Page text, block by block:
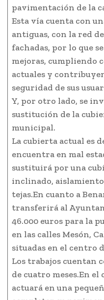
pavimentación de la
Esta vía cuenta con
antiguas, con la red
fachadas, por lo que
mejoras, cumpliendo
actuales y
seguridad de sus
Y, por otro lado, se
sustitución de la
municipal.
La cubierta actual es
encuentra en mal
sustituirá por una
inclinado,
tejas.En cuanto a
transferirá al
46.000 euros para la
en las calles Mesón,
situadas en el centro
Los trabajos cuentan
de cuatro meses.En el
actuará en una